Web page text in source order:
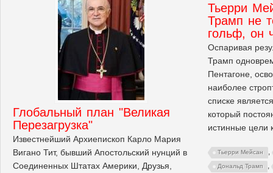
Тьерри
Трамп не
гольф, он
Оспаривая
Трамп
Пентагоне,
наиболее
списке
который
истинные цели
Тьерри Мейсан ,
Дональд Трамп ,
Глобальный план "Великая
Перезагрузка"
Известнейший Архиепископ Карло Мария
Вигано Тит, бывший Апостольский нунций в
Соединенных Штатах Америки, Друзья,